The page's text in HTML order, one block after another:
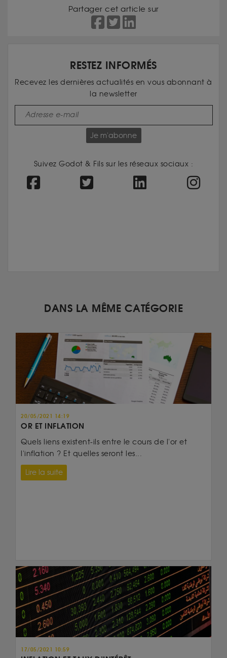
Partager cet article sur
RESTEZ INFORMÉS
Recevez les dernières actualités en vous abonnant à
la newsletter
Je m'abonne
Suivez Godot & Fils sur les réseaux sociaux :
DANS LA MÊME CATÉGORIE
20/05/2021 14:19
OR ET INFLATION
Quels liens existent-ils entre le cours de l'or et
l'inflation ? Et quelles seront les...
Lire la suite
17/05/2021 10:59